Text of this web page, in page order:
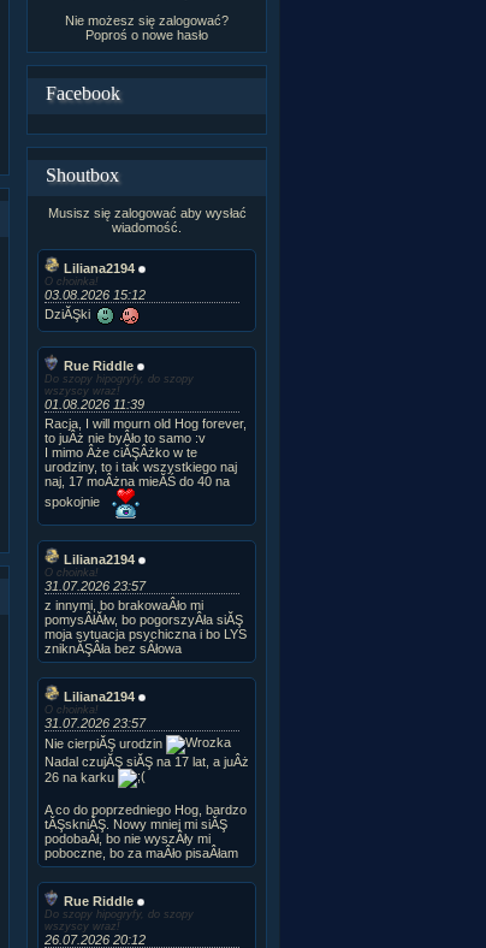
Nie możesz się zalogować?
Poproś o nowe hasło
Facebook
Shoutbox
Musisz się zalogować aby wysłać
wiadomość.
Liliana2194
O choinka!
03.08.2026 15:12
DziĂŞki
Rue Riddle
Do szopy hipogryfy, do szopy
wszyscy wraz!
01.08.2026 11:39
Racja, I will mourn old Hog forever,
to juÂż nie byÂło to samo :v
I mimo Âże ciĂŞÂżko w te
urodziny, to i tak wszystkiego naj
naj, 17 moÂżna mieĂŚ do 40 na
spokojnie
Liliana2194
O choinka!
31.07.2026 23:57
z innymi, bo brakowaÂło mi
pomysÂłĂłw, bo pogorszyÂła siĂŞ
moja sytuacja psychiczna i bo LYS
zniknĂŞÂła bez sÂłowa
Liliana2194
O choinka!
31.07.2026 23:57
Nie cierpiĂŞ urodzin
Nadal czujĂŞ siĂŞ na 17 lat, a juÂż
26 na karku
A co do poprzedniego Hog, bardzo
tĂŞskniĂŞ. Nowy mniej mi siĂŞ
podobaÂł, bo nie wyszÂły mi
poboczne, bo za maÂło pisaÂłam
Rue Riddle
Do szopy hipogryfy, do szopy
wszyscy wraz!
26.07.2026 20:12